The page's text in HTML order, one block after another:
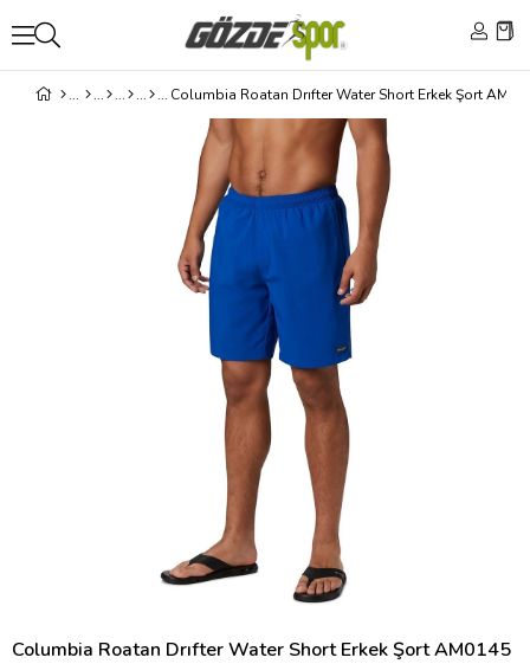
Columbia Roatan Drıfter Water Short Erkek Şort
Columbia Roatan Drıfter Water Short Erkek Şort AM0145